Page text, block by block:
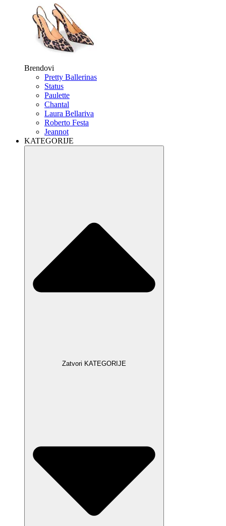
Brendovi
Pretty Ballerinas
Status
Paulette
Chantal
Laura Bellariva
Roberto Festa
Jeannot
KATEGORIJE
Zatvori KATEGORIJE